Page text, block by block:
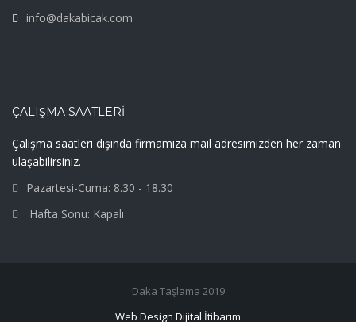
info@dakabicak.com
ÇALIŞMA SAATLERI
Çalışma saatleri dışında firmamıza mail adresimizden her zaman
ulaşabilirsiniz.
Pazartesi-Cuma: 8.30 - 18.30
Hafta Sonu: Kapalı
Daka Taşlama 2019
Web Design Dijital İtibarım